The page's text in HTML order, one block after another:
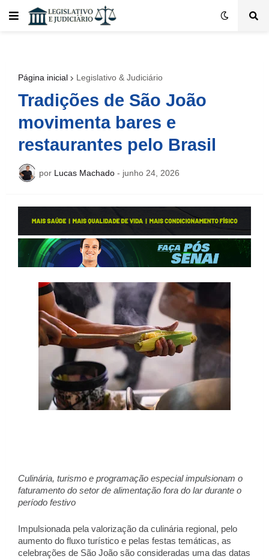
Página inicial Legislativo & Judiciário
Tradições de São João
movimenta bares e
restaurantes pelo Brasil
por Lucas Machado - junho 24, 2026
Culinária, turismo e programação especial impulsionam o
faturamento do setor de alimentação fora do lar durante o
período festivo
Impulsionada pela valorização da culinária regional, pelo
aumento do fluxo turístico e pelas festas temáticas, as
celebrações de São João são consideradas uma das datas